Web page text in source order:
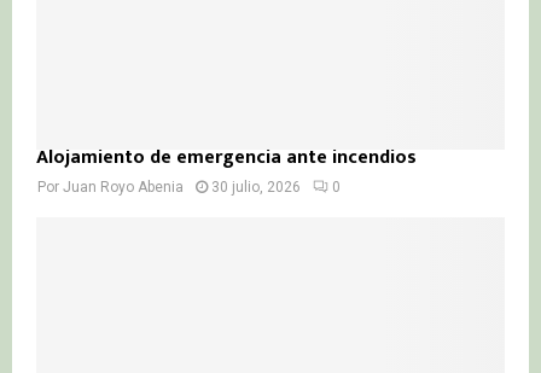
Alojamiento de emergencia ante incendios
Por Juan Royo Abenia 30 julio, 2026 0